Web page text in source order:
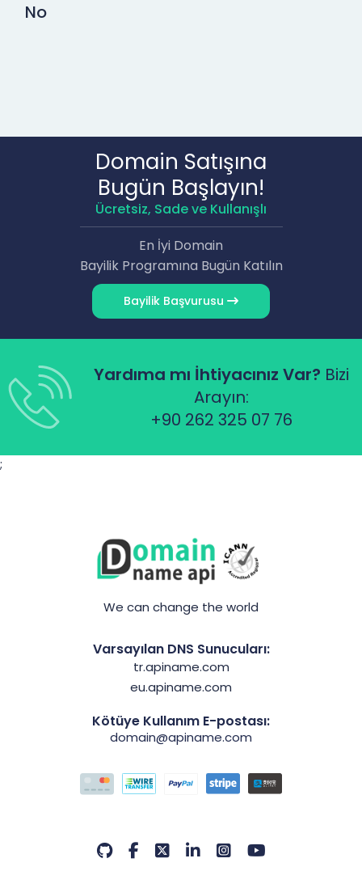
No
Domain Satışına
Bugün Başlayın!
Ücretsiz, Sade ve Kullanışlı
En İyi Domain
Bayilik Programına Bugün Katılın
Bayilik Başvurusu
Yardıma mı İhtiyacınız Var? Bizi
Arayın:
+90 262 325 07 76
;
We can change the world
Varsayılan DNS Sunucuları:
tr.apiname.com
eu.apiname.com
Kötüye Kullanım E-postası:
domain@apiname.com